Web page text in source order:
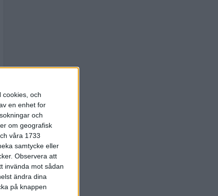
cookies, och
en enhet for
och
om geografisk
våra 1733
samtycke eller
Observera att
invända mot sådan
ändra dina
på knappen